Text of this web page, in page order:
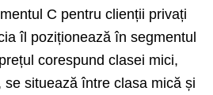
C pentru clienții privați
îl poziționează în segmentul
corespund clasei mici,
se situează între clasa mică și